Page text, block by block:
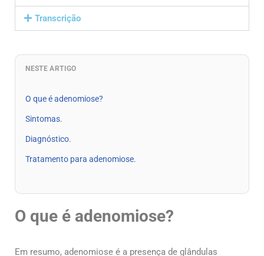
Transcrição
NESTE ARTIGO
O que é adenomiose?
Sintomas.
Diagnóstico.
Tratamento para adenomiose.
O que é adenomiose?
Em resumo, adenomiose é a presença de glândulas